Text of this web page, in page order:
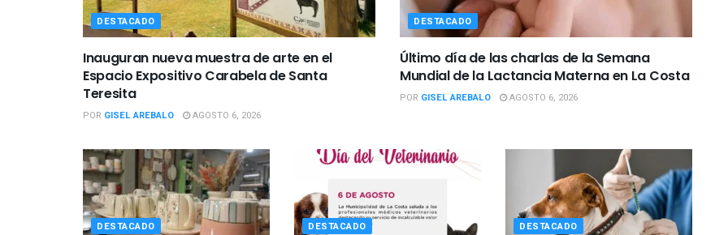
DESTACADO
Inauguran nueva muestra de arte en el
Espacio Expositivo Carabela de Santa
Teresita
POR GISEL AREBALO AGOSTO 6, 2026
DESTACADO
Último día de las charlas de la Semana
Mundial de la Lactancia Materna en La Costa
POR GISEL AREBALO AGOSTO 6, 2026
DESTACADO DESTACADO DESTACADO